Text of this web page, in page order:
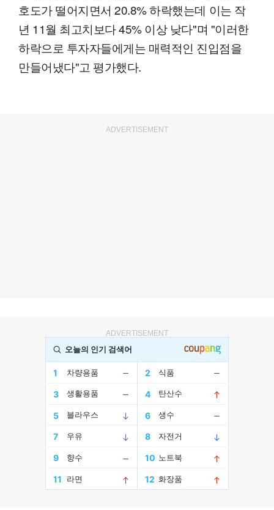
호도가 떨어지면서 20.8% 하락했는데 이는 작
년 11월 최고치보다 45% 이상 낮다"며 "이러한
하락으로 투자자들에게는 매력적인 진입점을
만들어냈다"고 평가했다.
ADVERTISEMENT
ADVERTISEMENT